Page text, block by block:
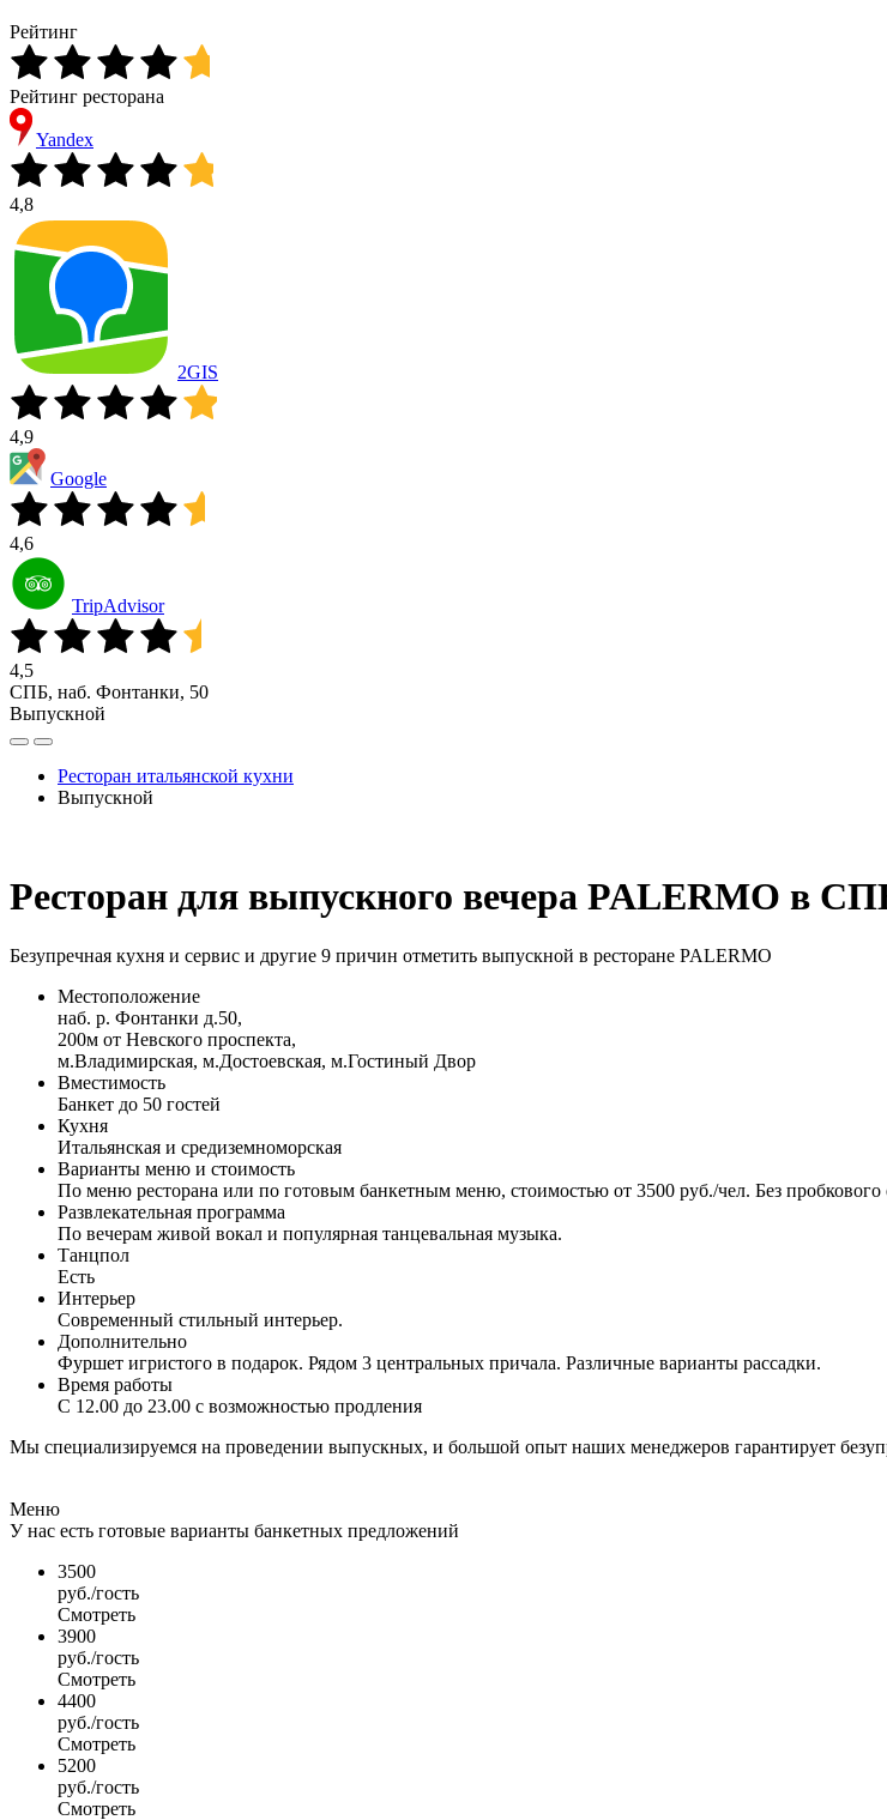
Рейтинг
Рейтинг ресторана
Yandex
4,8
2GIS
4,9
Google
4,6
TripAdvisor
4,5
СПБ, наб. Фонтанки, 50
Выпускной
Ресторан итальянской кухни
Выпускной
Ресторан для выпускного вечера PALERMO в
Безупречная кухня и сервис и другие 9 причин отметить выпускной в ресторане PALERMO
Местоположение
наб. р. Фонтанки д.50,
200м от Невского проспекта,
м.Владимирская, м.Достоевская, м.Гостиный Двор
Вместимость
Банкет до 50 гостей
Кухня
Итальянская и средиземноморская
Варианты меню и стоимость
По меню ресторана или по готовым банкетным меню, стоимостью от 3500 руб./чел. Без пробкового
Развлекательная программа
По вечерам живой вокал и популярная танцевальная музыка.
Танцпол
Есть
Интерьер
Современный стильный интерьер.
Дополнительно
Фуршет игристого в подарок. Рядом 3 центральных причала. Различные варианты рассадки.
Время работы
С 12.00 до 23.00 с возможностью продления
Мы специализируемся на проведении выпускных, и большой опыт наших менеджеров гарантирует
Меню
У нас есть готовые варианты банкетных предложений
3500
руб./гость
Смотреть
3900
руб./гость
Смотреть
4400
руб./гость
Смотреть
5200
руб./гость
Смотреть